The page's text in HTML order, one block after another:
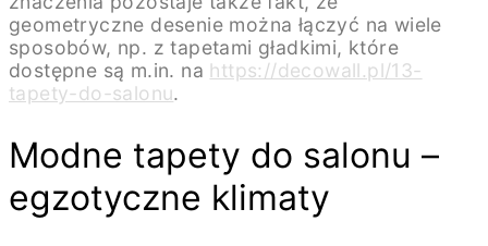
geometryczne desenie można łączyć na wiele
sposobów, np. z tapetami gładkimi, które
dostępne są m.in. na https://decowall.pl/13-
tapety-do-salonu.
Modne tapety do salonu –
egzotyczne klimaty